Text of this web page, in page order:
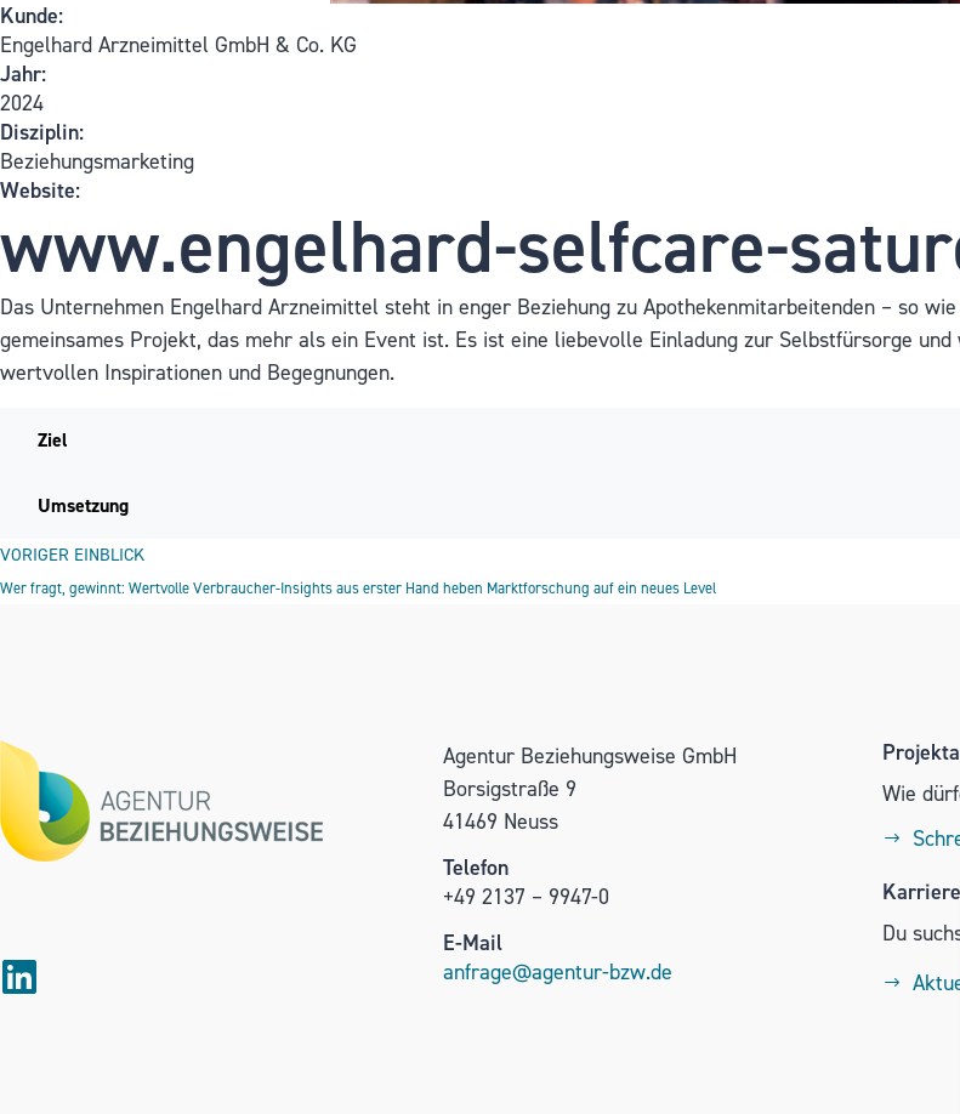
Kunde:
Engelhard Arzneimittel GmbH & Co. KG
Jahr:
2024
Disziplin:
Beziehungsmarketing
Website:
www.engelhard-selfcare-
Das Unternehmen Engelhard Arzneimittel steht in enger Beziehung zu Apothekenmitarbeitenden – so
gemeinsames Projekt, das mehr als ein Event ist. Es ist eine liebevolle Einladung zur Selbstfürsorge
wertvollen Inspirationen und Begegnungen.
Ziel
Umsetzung
VORIGER EINBLICK
Wer fragt, gewinnt: Wertvolle Verbraucher-Insights aus erster Hand heben Marktforschung auf ein neues Level
Agentur Beziehungsweise GmbH
Borsigstraße 9
41469 Neuss
Telefon
+49 2137 – 9947-0
E-Mail
anfrage@agentur-bzw.de
Wie
Karriere
Du